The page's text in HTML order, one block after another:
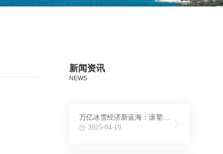
新闻资讯
NEWS
万亿冰雪经济新蓝海：滚塑雪
地游乐如何撑起"南方室内雪
2025-04-19